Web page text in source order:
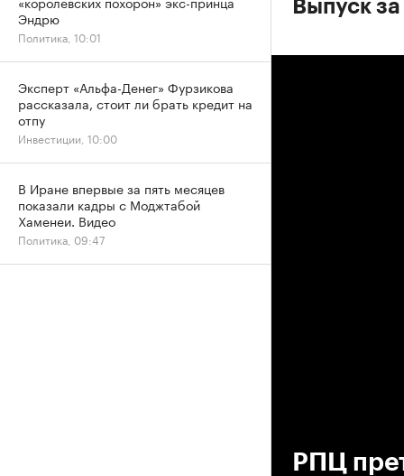
Выпуск
РПЦ
Эндрю
Политика, 10:01
Эксперт «Альфа-Денег» Фурзикова
рассказала, стоит ли брать кредит на
отпу
Инвестиции, 10:00
В Иране впервые за пять месяцев
показали кадры с Моджтабой
Хаменеи. Видео
Политика, 09:47